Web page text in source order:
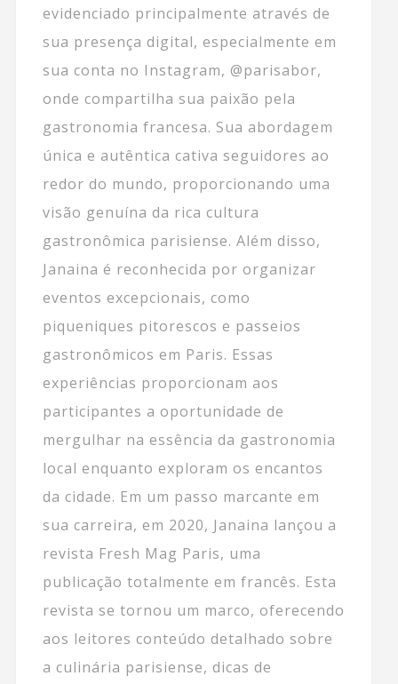
evidenciado principalmente através de
sua presença digital, especialmente em
sua conta no Instagram, @parisabor,
onde compartilha sua paixão pela
gastronomia francesa. Sua abordagem
única e autêntica cativa seguidores ao
redor do mundo, proporcionando uma
visão genuína da rica cultura
gastronômica parisiense. Além disso,
Janaina é reconhecida por organizar
eventos excepcionais, como
piqueniques pitorescos e passeios
gastronômicos em Paris. Essas
experiências proporcionam aos
participantes a oportunidade de
mergulhar na essência da gastronomia
local enquanto exploram os encantos
da cidade. Em um passo marcante em
sua carreira, em 2020, Janaina lançou a
revista Fresh Mag Paris, uma
publicação totalmente em francês. Esta
revista se tornou um marco, oferecendo
aos leitores conteúdo detalhado sobre
a culinária parisiense, dicas de